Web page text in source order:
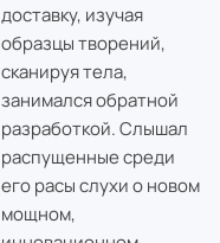
доставку, изучая
образцы творений,
сканируя тела,
занимался обратной
разработкой. Слышал
распущенные среди
его расы слухи о новом
мощном,